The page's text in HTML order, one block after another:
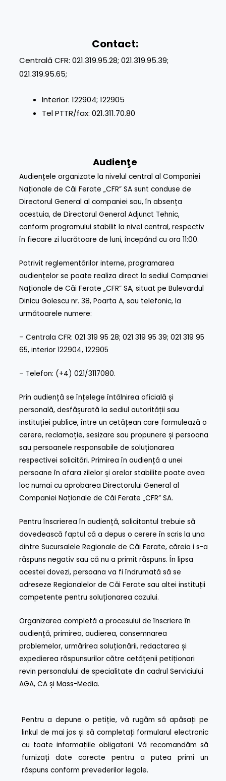
Contact:
Centrală CFR: 021.319.95.28; 021.319.95.39;
021.319.95.65;
Interior: 122904; 122905
Tel PTTR/fax: 021.311.70.80
Audienţe
Audiențele organizate la nivelul central al Companiei
Naționale de Căi Ferate „CFR” SA sunt conduse de
Directorul General al companiei sau, în absența
acestuia, de Directorul General Adjunct Tehnic,
conform programului stabilit la nivel central, respectiv
în fiecare zi lucrătoare de luni, începând cu ora 11:00.
Potrivit reglementărilor interne, programarea
audiențelor se poate realiza direct la sediul Companiei
Naționale de Căi Ferate „CFR” SA, situat pe Bulevardul
Dinicu Golescu nr. 38, Poarta A, sau telefonic, la
următoarele numere:
– Centrala CFR: 021 319 95 28; 021 319 95 39; 021 319 95
65, interior 122904, 122905
– Telefon: (+4) 021/3117080.
Prin audiență se înțelege întâlnirea oficială și
personală, desfășurată la sediul autorității sau
instituției publice, între un cetățean care formulează o
cerere, reclamație, sesizare sau propunere și persoana
sau persoanele responsabile de soluționarea
respectivei solicitări. Primirea în audiență a unei
persoane în afara zilelor și orelor stabilite poate avea
loc numai cu aprobarea Directorului General al
Companiei Naționale de Căi Ferate „CFR” SA.
Pentru înscrierea în audiență, solicitantul trebuie să
dovedească faptul că a depus o cerere în scris la una
dintre Sucursalele Regionale de Căi Ferate, căreia i s-a
răspuns negativ sau că nu a primit răspuns. În lipsa
acestei dovezi, persoana va fi îndrumată să se
adreseze Regionalelor de Căi Ferate sau altei instituții
competente pentru soluționarea cazului.
Organizarea completă a procesului de înscriere în
audiență, primirea, audierea, consemnarea
problemelor, urmărirea soluționării, redactarea și
expedierea răspunsurilor către cetățenii petiționari
revin personalului de specialitate din cadrul Serviciului
AGA, CA și Mass-Media.
Pentru a depune o petiție, vă rugăm să apăsați pe
linkul de mai jos și să completați formularul electronic
cu toate informațiile obligatorii. Vă recomandăm să
furnizați date corecte pentru a putea primi un
răspuns conform prevederilor legale.